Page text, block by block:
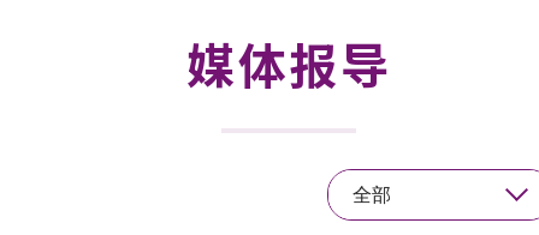
媒体报导
全部